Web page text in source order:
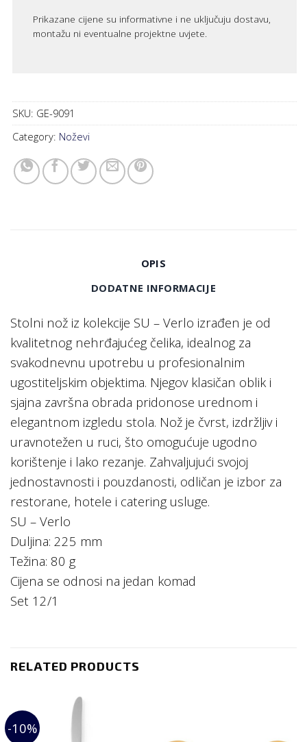
Prikazane cijene su informativne i ne uključuju dostavu,
montažu ni eventualne projektne uvjete.
SKU: GE-9091
Category: Noževi
OPIS
DODATNE INFORMACIJE
Stolni nož iz kolekcije SU – Verlo izrađen je od
kvalitetnog nehrđajućeg čelika, idealnog za
svakodnevnu upotrebu u profesionalnim
ugostiteljskim objektima. Njegov klasičan oblik i
sjajna završna obrada pridonose urednom i
elegantnom izgledu stola. Nož je čvrst, izdržljiv i
uravnotežen u ruci, što omogućuje ugodno
korištenje i lako rezanje. Zahvaljujući svojoj
jednostavnosti i pouzdanosti, odličan je izbor za
restorane, hotele i catering usluge.
SU – Verlo
Duljina: 225 mm
Težina: 80 g
Cijena se odnosi na jedan komad
Set 12/1
RELATED PRODUCTS
-10%